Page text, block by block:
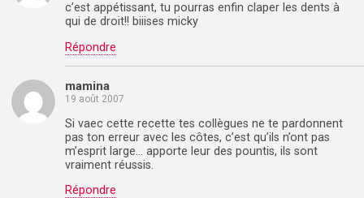
c’est appétissant, tu pourras enfin claper les dents à
qui de droit!! biiises micky
Répondre
mamina
19 août 2007
Si vaec cette recette tes collègues ne te pardonnent
pas ton erreur avec les côtes, c’est qu’ils n’ont pas
m’esprit large… apporte leur des pountis, ils sont
vraiment réussis.
Répondre